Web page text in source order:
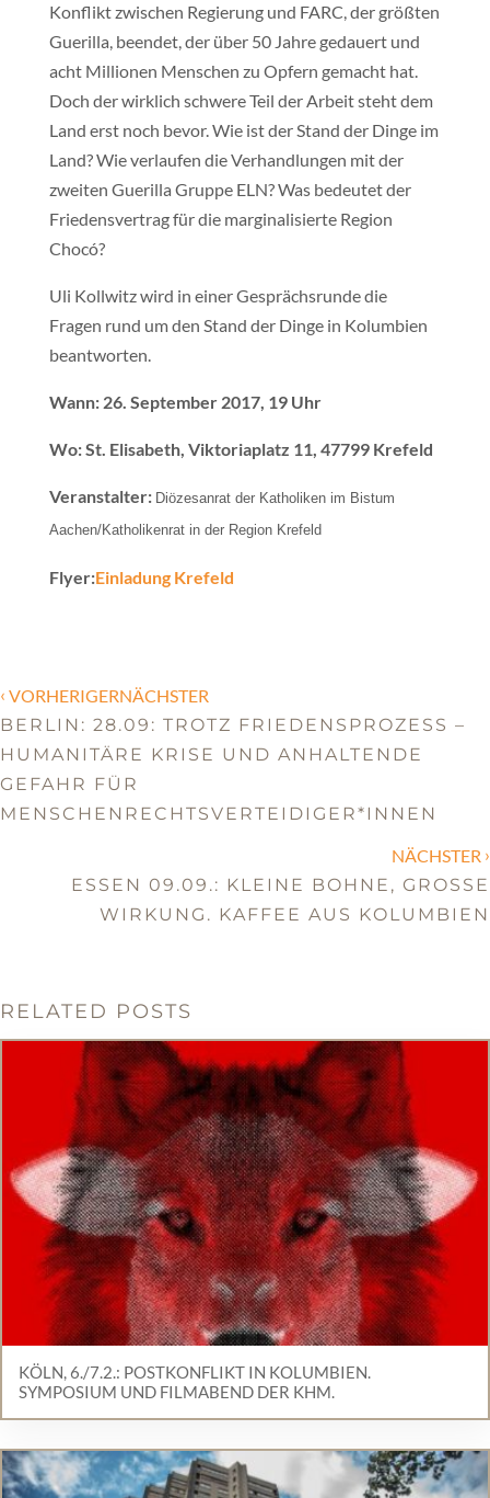
Konflikt zwischen Regierung und FARC, der größten
Guerilla, beendet, der über 50 Jahre gedauert und
acht Millionen Menschen zu Opfern gemacht hat.
Doch der wirklich schwere Teil der Arbeit steht dem
Land erst noch bevor. Wie ist der Stand der Dinge im
Land? Wie verlaufen die Verhandlungen mit der
zweiten Guerilla Gruppe ELN? Was bedeutet der
Friedensvertrag für die marginalisierte Region
Chocó?
Uli Kollwitz wird in einer Gesprächsrunde die
Fragen rund um den Stand der Dinge in Kolumbien
beantworten.
Wann: 26. September 2017, 19 Uhr
Wo: St. Elisabeth, Viktoriaplatz 11, 47799 Krefeld
Veranstalter: Diözesanrat der Katholiken im Bistum
Aachen/Katholikenrat in der Region Krefeld
Flyer:Einladung Krefeld
‹ VORHERIGERNÄCHSTER
BERLIN: 28.09: TROTZ FRIEDENSPROZESS –
HUMANITÄRE KRISE UND ANHALTENDE
GEFAHR FÜR
MENSCHENRECHTSVERTEIDIGER*INNEN
NÄCHSTER ›
ESSEN 09.09.: KLEINE BOHNE, GROSSE W
IRKUNG. KAFFEE AUS KOLUMBIEN
RELATED POSTS
KÖLN, 6./7.2.: POSTKONFLIKT IN KOLUMBIEN.
SYMPOSIUM UND FILMABEND DER KHM.